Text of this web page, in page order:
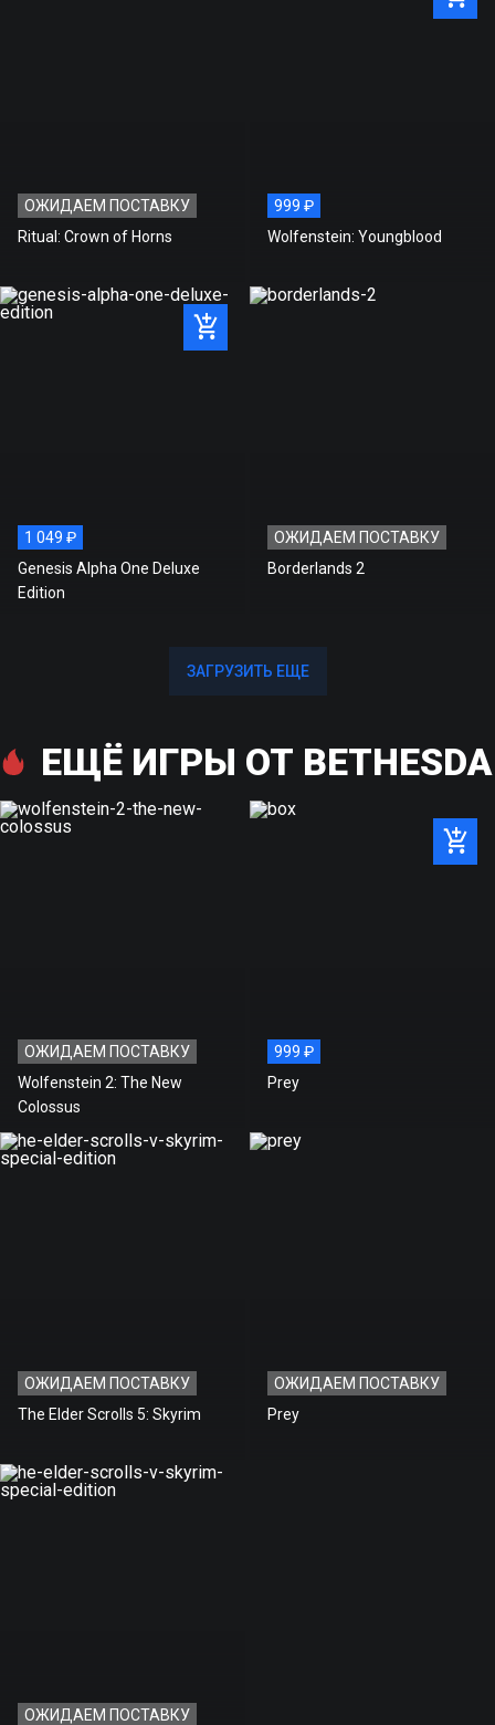
ОЖИДАЕМ ПОСТАВКУ
Ritual: Crown of Horns
999 ₽
Wolfenstein: Youngblood
1 049 ₽
Genesis Alpha One Deluxe
Edition
ОЖИДАЕМ ПОСТАВКУ
Borderlands 2
ЗАГРУЗИТЬ ЕЩЕ
ЗАГРУЗИТЬ ЕЩЕ
ЕЩЁ ИГРЫ ОТ BETHESDA
ОЖИДАЕМ ПОСТАВКУ
Wolfenstein 2: The New
Colossus
999 ₽
Prey
ОЖИДАЕМ ПОСТАВКУ
The Elder Scrolls 5: Skyrim
ОЖИДАЕМ ПОСТАВКУ
Prey
ОЖИДАЕМ ПОСТАВКУ